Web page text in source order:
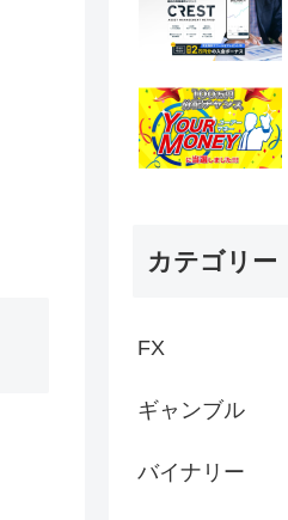
カテゴリー
FX
ギャンブル
バイナリー